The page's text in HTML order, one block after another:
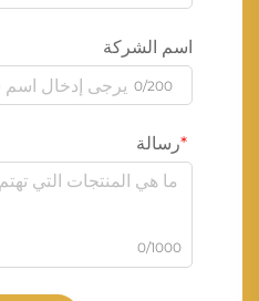
اسم الشركة
0/200
رسالة
0/1000